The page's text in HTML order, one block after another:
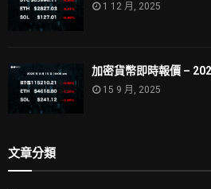
1 12 月, 2025
加密貨幣即時報價 –
15 9 月, 2025
文章分類